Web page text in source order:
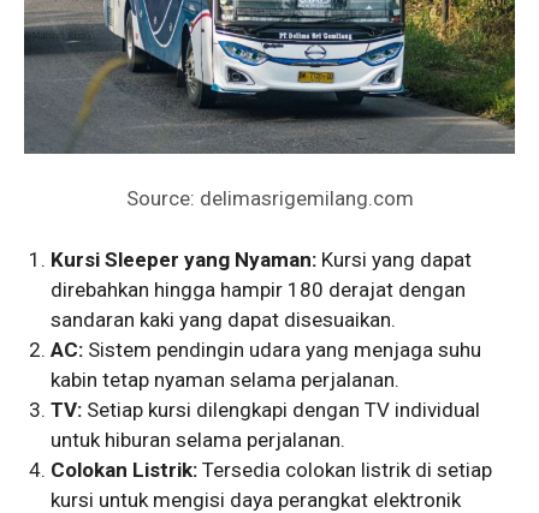
Source: delimasrigemilang.com
Kursi Sleeper yang Nyaman: Kursi yang dapat
direbahkan hingga hampir 180 derajat dengan
sandaran kaki yang dapat disesuaikan.
AC: Sistem pendingin udara yang menjaga suhu
kabin tetap nyaman selama perjalanan.
TV: Setiap kursi dilengkapi dengan TV individual
untuk hiburan selama perjalanan.
Colokan Listrik: Tersedia colokan listrik di setiap
kursi untuk mengisi daya perangkat elektronik